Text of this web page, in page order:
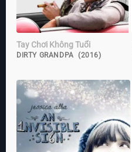
Tay Chơi Không Tuổi
DIRTY GRANDPA (2016)